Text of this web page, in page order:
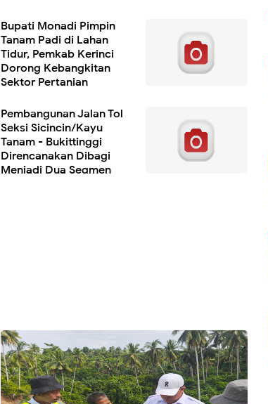
Bupati Monadi Pimpin
Tanam Padi di Lahan
Tidur, Pemkab Kerinci
Dorong Kebangkitan
Sektor Pertanian
Pembangunan Jalan Tol
Seksi Sicincin/Kayu
Tanam - Bukittinggi
Direncanakan Dibagi
Menjadi Dua Segmen